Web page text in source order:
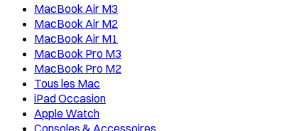
MacBook Air M3
MacBook Air M2
MacBook Air M1
MacBook Pro M3
MacBook Pro M2
Tous les Mac
iPad Occasion
Apple Watch
Consoles & Accessoires